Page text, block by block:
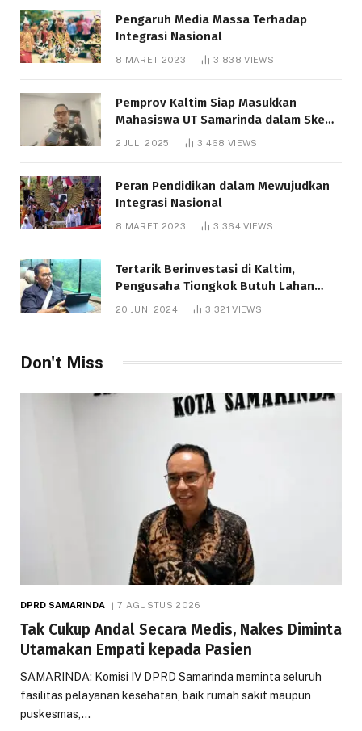
Pengaruh Media Massa Terhadap
Integrasi Nasional
8 MARET 2023 3,838VIEWS
Pemprov Kaltim Siap Masukkan
Mahasiswa UT Samarinda dalam Skema
Bantuan Pendidikan Gratispol
2 JULI 2025 3,468 VIEWS
Peran Pendidikan dalam Mewujudkan
Integrasi Nasional
8 MARET 2023 3,364VIEWS
Tertarik Berinvestasi di Kaltim,
Pengusaha Tiongkok Butuh Lahan
1.000 Hektare
20 JUNI 2024 3,321VIEWS
Don't Miss
DPRD SAMARINDA 7 AGUSTUS 2026
Tak Cukup Andal Secara Medis, Nakes Diminta
Utamakan Empati kepada Pasien
SAMARINDA: Komisi IV DPRD Samarinda meminta seluruh
fasilitas pelayanan kesehatan, baik rumah sakit maupun
puskesmas,…